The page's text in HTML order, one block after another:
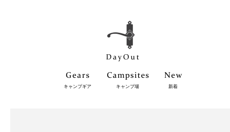
キャンプギア キャンプ場 新着